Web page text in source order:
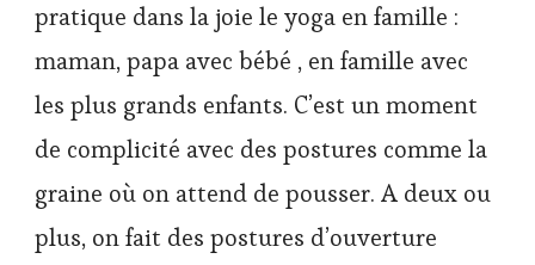
pratique dans la joie le yoga en famille :
maman, papa avec bébé , en famille avec
les plus grands enfants. C’est un moment
de complicité avec des postures comme la
graine où on attend de pousser. A deux ou
plus, on fait des postures d’ouverture